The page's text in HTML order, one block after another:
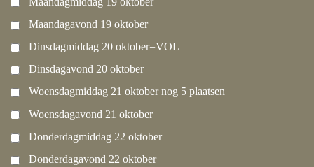
Maandagavond 19 oktober
Dinsdagmiddag 20 oktober=VOL
Dinsdagavond 20 oktober
Woensdagmiddag 21 oktober nog 5 plaatsen
Woensdagavond 21 oktober
Donderdagmiddag 22 oktober
Donderdagavond 22 oktober